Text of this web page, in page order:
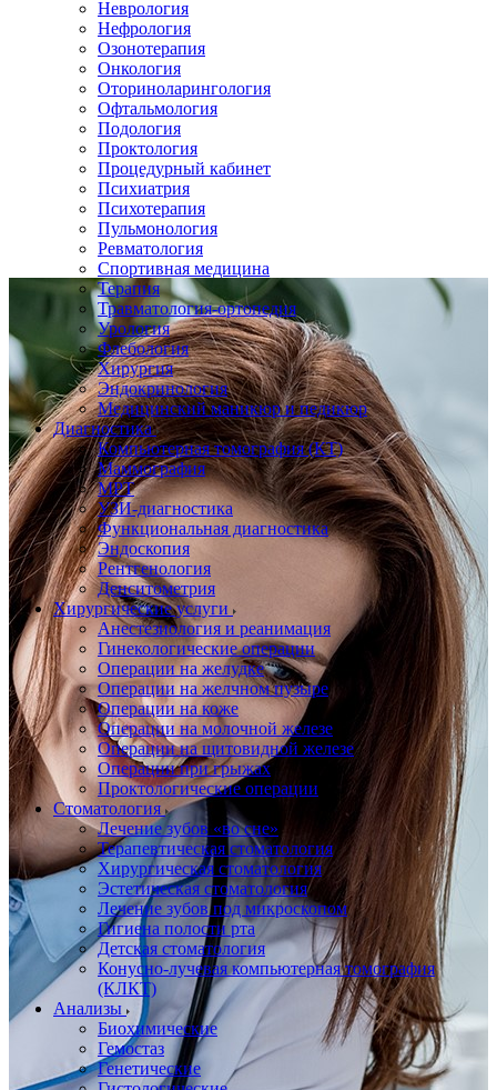
Неврология
Нефрология
Озонотерапия
Онкология
Оториноларингология
Офтальмология
Подология
Проктология
Процедурный кабинет
Психиатрия
Психотерапия
Пульмонология
Ревматология
Спортивная медицина
Терапия
Травматология-ортопедия
Урология
Флебология
Хирургия
Эндокринология
Медицинский маникюр и педикюр
Диагностика
Компьютерная томография (КТ)
Маммография
МРТ
УЗИ-диагностика
Функциональная диагностика
Эндоскопия
Рентгенология
Денситометрия
Хирургические услуги
Анестезиология и реанимация
Гинекологические операции
Операции на желудке
Операции на желчном пузыре
Операции на коже
Операции на молочной железе
Операции на щитовидной железе
Операции при грыжах
Проктологические операции
Стоматология
Лечение зубов «во сне»
Терапевтическая стоматология
Хирургическая стоматология
Эстетическая стоматология
Лечение зубов под микроскопом
Гигиена полости рта
Детская стоматология
Конусно-лучевая компьютерная томография
(КЛКТ)
Анализы
Биохимические
Гемостаз
Генетические